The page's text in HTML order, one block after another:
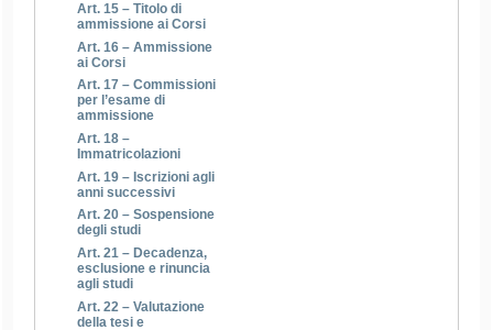
Art. 15 – Titolo di
ammissione ai Corsi
Art. 16 – Ammissione
ai Corsi
Art. 17 – Commissioni
per l’esame di
ammissione
Art. 18 –
Immatricolazioni
Art. 19 – Iscrizioni agli
anni successivi
Art. 20 – Sospensione
degli studi
Art. 21 – Decadenza,
esclusione e rinuncia
agli studi
Art. 22 – Valutazione
della tesi e